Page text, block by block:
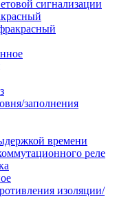
сигнализации
заполнения
времени
реле
изоляции/